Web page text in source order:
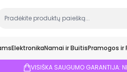
ElektronikaNamai ir BuitisPramogos ir
VISIŠKA SAUGUMO GARANTIJA: